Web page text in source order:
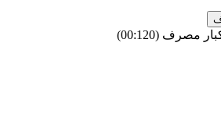
مصرف (00:
120
)